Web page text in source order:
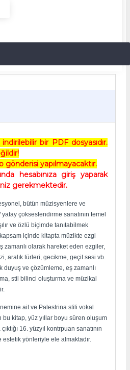
bir PDF dosyasıdır.
gönderisi yapılmayacaktır.
hesabınıza giriş yaparak
gerekmektedir.
bütün müzisyenlere ve
çokseslendirme sanatının temel
ve özlü biçimde tanıtabilmek
kapsam içinde kitapta müzikte ezgi
zamanlı olarak hareket eden ezgiler,
aralık türleri, gecikme, geçit sesi vb.
duyuş ve çözümleme, eş zamanlı
stil bilinci oluşturma ve müzikal
ait ve Palestrina stili vokal
kitap, yüz yıllar boyu süren oluşum
16. yüzyıl kontrpuan sanatının
yönleriyle ele almaktadır.